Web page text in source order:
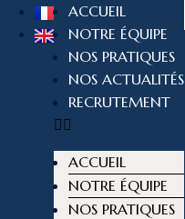
ACCUEIL
NOTRE ÉQUIPE
NOS PRATIQUES
NOS ACTUALITÉS
RECRUTEMENT
ACCUEIL
NOTRE ÉQUIPE
NOS PRATIQUES